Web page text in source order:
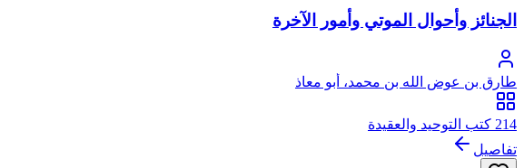
الجنائز وأحوال الموتي وأمور الآخرة
طارق بن عوض الله بن محمد، أبو معاذ
214 كتب التوحيد والعقيدة
تفاصيل